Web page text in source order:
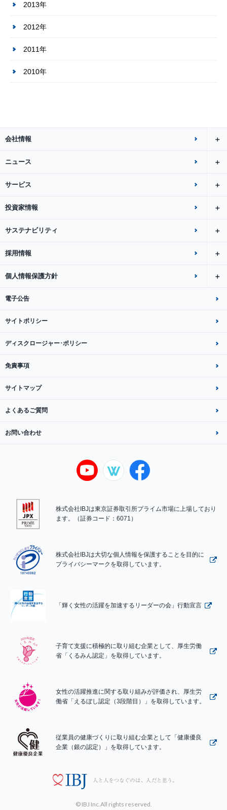
2013年
2012年
2011年
2010年
会社情報
ニュース
サービス
投資家情報
サステナビリティ
採用情報
個人情報保護方針
電子公告
サイトポリシー
ディスクロージャー･ポリシー
免責事項
サイトマップ
よくあるご質問
お問い合わせ
株式会社IBJは東京証券取引所プライム市場に上場しており
ます。（証券コード：6071）
株式会社IBJは大切な個人情報を保護することを目的に
プライバシーマークを取得しています。
「輝く女性の活躍を加速するリーダーの会」行動宣言
子育て支援に積極的に取り組む企業として、厚生労働
省「くるみん認定」を取得しています。
女性の活躍推進に関する取り組みが評価され、厚生労
働省「えるぼし認定（3段階目）」を取得しています。
従業員の健康づくりに取り組む企業として「健康優良
企業（銀の認定）」を取得しています。
© IBJ Inc.All rights reserved.